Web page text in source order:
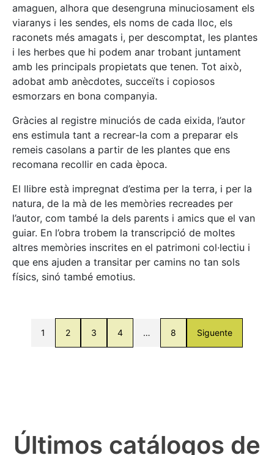
amaguen, alhora que desengruna minuciosament els
viaranys i les sendes, els noms de cada lloc, els
raconets més amagats i, per descomptat, les plantes
i les herbes que hi podem anar trobant juntament
amb les principals propietats que tenen. Tot això,
adobat amb anècdotes, succeïts i copiosos
esmorzars en bona companyia.
Gràcies al registre minuciós de cada eixida, l’autor
ens estimula tant a recrear-la com a preparar els
remeis casolans a partir de les plantes que ens
recomana recollir en cada època.
El llibre està impregnat d’estima per la terra, i per la
natura, de la mà de les memòries recreades per
l’autor, com també la dels parents i amics que el van
guiar. En l’obra trobem la transcripció de moltes
altres memòries inscrites en el patrimoni col·lectiu i
que ens ajuden a transitar per camins no tan sols
físics, sinó també emotius.
1 2 3 4 … 8 Siguente
Últimos catálogos de